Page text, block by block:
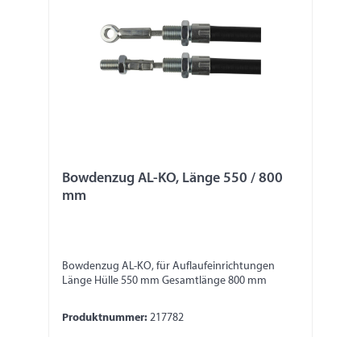
Bowdenzug AL-KO, Länge 550 / 800
mm
Bowdenzug AL-KO, für Auflaufeinrichtungen
Länge Hülle 550 mm Gesamtlänge 800 mm
Produktnummer: 217782